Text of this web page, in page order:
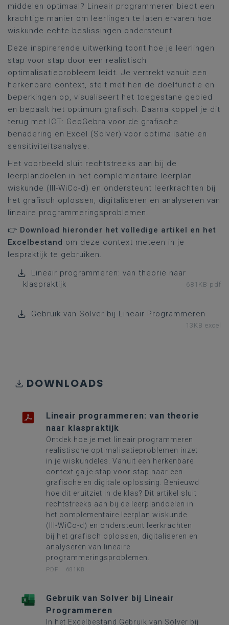
middelen optimaal? Lineair programmeren biedt een
krachtige manier om leerlingen te laten ervaren hoe
wiskunde echte beslissingen ondersteunt.
Deze inspirerende uitwerking toont hoe je leerlingen
stap voor stap door een realistisch
optimalisatieprobleem leidt. Je vertrekt vanuit een
herkenbare context, stelt met hen de doelfunctie en
beperkingen op, visualiseert het toegestane gebied
en bepaalt het optimum grafisch. Daarna koppel je dit
terug met ICT: GeoGebra voor de grafische
benadering en Excel (Solver) voor optimalisatie en
sensitiviteitsanalyse.
Het voorbeeld sluit rechtstreeks aan bij de
leerplandoelen in het complementaire leerplan
wiskunde (III-WiCo-d) en ondersteunt leerkrachten bij
het grafisch oplossen, digitaliseren en analyseren van
lineaire programmeringsproblemen.
👉 Download hieronder het volledige artikel en het
Excelbestand om deze context meteen in je
lespraktijk te gebruiken.
Lineair programmeren: van theorie naar
klaspraktijk
681KB pdf
Gebruik van Solver bij Lineair Programmeren
13KB excel
DOWNLOADS
Lineair programmeren: van theorie
naar klaspraktijk
Ontdek hoe je met lineair programmeren
realistische optimalisatieproblemen inzet
in je wiskundeles. Vanuit een herkenbare
context ga je stap voor stap naar een
grafische en digitale oplossing. Benieuwd
hoe dit eruitziet in de klas? Dit artikel sluit
rechtstreeks aan bij de leerplandoelen in
het complementaire leerplan wiskunde
(III-WiCo-d) en ondersteunt leerkrachten
bij het grafisch oplossen, digitaliseren en
analyseren van lineaire
programmeringsproblemen.
PDF 681KB
Gebruik van Solver bij Lineair
Programmeren
In het Excelbestand Gebruik van Solver bij